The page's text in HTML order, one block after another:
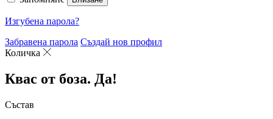
Изгубена парола?
Забравена парола Създай нов профил
Количка
Квас от боза. Да!
Състав